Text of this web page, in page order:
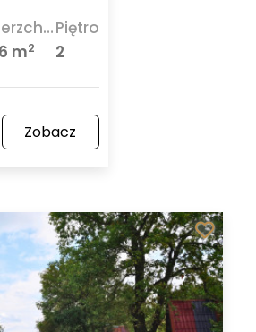
Powierzchnia
m2
Piętro
2
Zobacz